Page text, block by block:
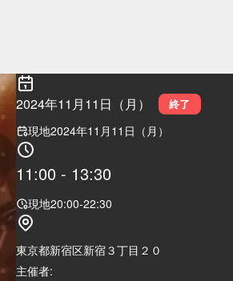
2024年11月11日（月） 終了
現地2024年11月11日（月）
11:00 - 13:30
現地20:00-22:30
東京都新宿区新宿３丁目２０
主催者: